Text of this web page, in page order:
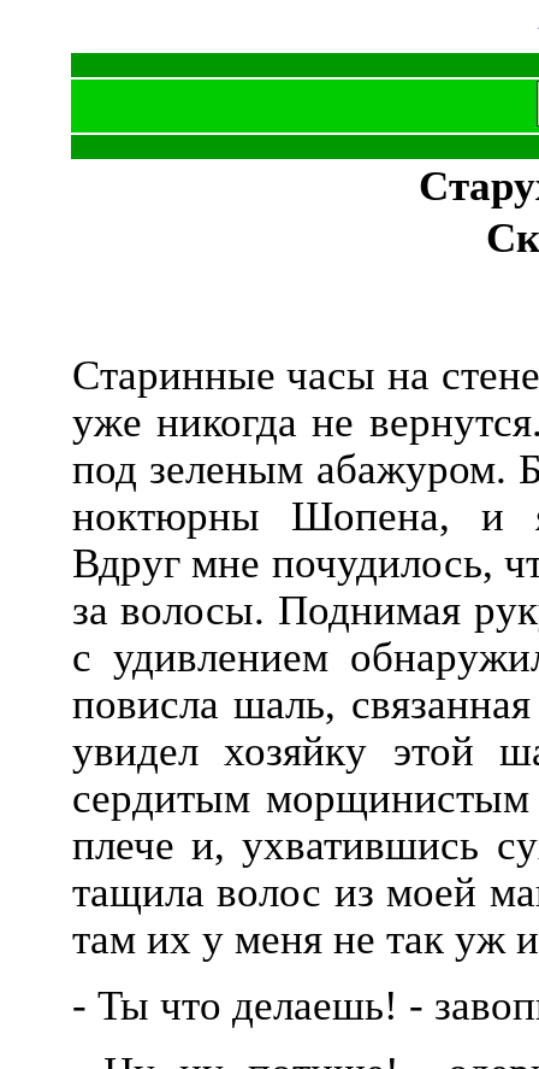
Старинные часы на
уже никогда не
под зеленым абажуром.
ноктюрны Шопена, и
Вдруг мне почудилось,
за волосы. Поднимая
с удивлением
повисла шаль,
увидел хозяйку этой
сердитым
плече и, ухватившись
тащила волос из моей
там их у меня не так уж
- Ты что делаешь! -